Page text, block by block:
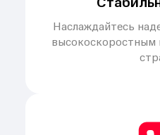
Наслаждайтесь
высокоскоростным